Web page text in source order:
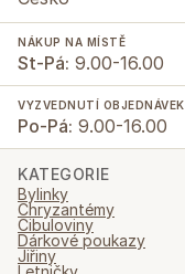
NÁKUP NA MÍSTĚ
St-Pá: 9.00-16.00
VYZVEDNUTÍ OBJEDNÁVEK
Po-Pá: 9.00-16.00
KATEGORIE
Bylinky
Chryzantémy
Cibuloviny
Dárkové poukazy
Jiřiny